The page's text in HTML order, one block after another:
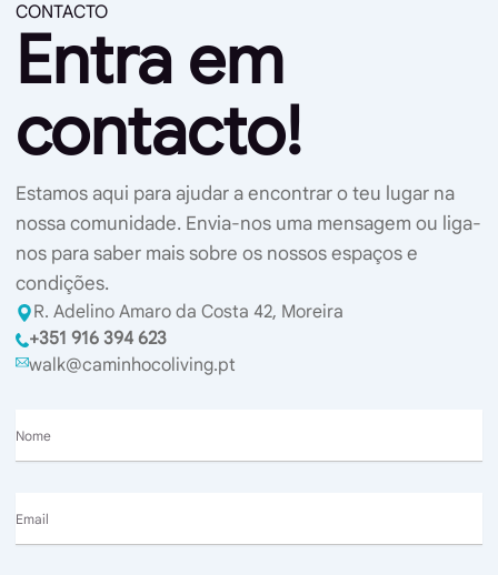
CONTACTO
Entra em
contacto!
Estamos aqui para ajudar a encontrar o teu lugar na
nossa comunidade. Envia-nos uma mensagem ou liga-
nos para saber mais sobre os nossos espaços e
condições.
R. Adelino Amaro da Costa 42, Moreira
+351 916 394 623
walk@caminhocoliving.pt